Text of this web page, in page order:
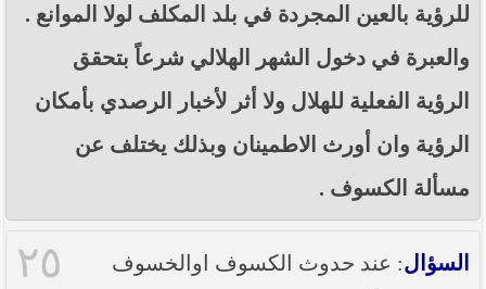
للرؤية بالعين المجردة في بلد المكلف لولا الموانع .
والعبرة في دخول الشهر الهلالي شرعاً بتحقق
الرؤية الفعلية للهلال ولا أثر لأخبار الرصدي بأمكان
الرؤية وان أورث الاطمينان وبذلك يختلف عن
مسألة الكسوف .
٢٥ السؤال: عند حدوث الكسوف اوالخسوف